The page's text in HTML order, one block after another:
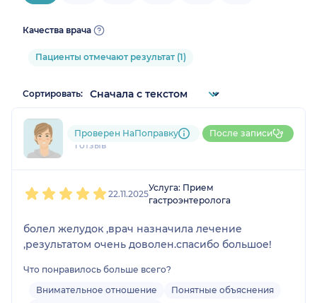
Качества врача
Пациенты отмечают результат (1)
Сортировать:
798....@....ru
1 отзыв
Проверен НаПоправку После записи
22.11.2025
Услуга: Прием
гастроэнтеролога
болел желудок ,врач назначила лечение
,результатом очень доволен.спасибо большое!
Что понравилось больше всего?
Внимательное отношение
Понятные объяснения